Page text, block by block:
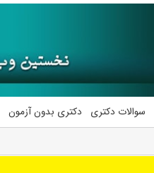
سوالات دکتری دکتری بدون آزمون